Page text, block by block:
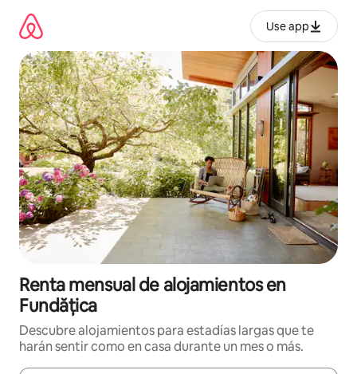
contenido
Use app
Renta mensual de alojamientos en
Fundățica
Descubre alojamientos para estadías largas que te
harán sentir como en casa durante un mes o más.